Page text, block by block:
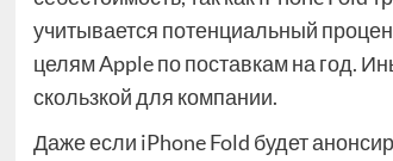
учитывается потенциальный
целям Apple по поставкам на год.
скользкой для компании.
Даже если iPhone Fold будет